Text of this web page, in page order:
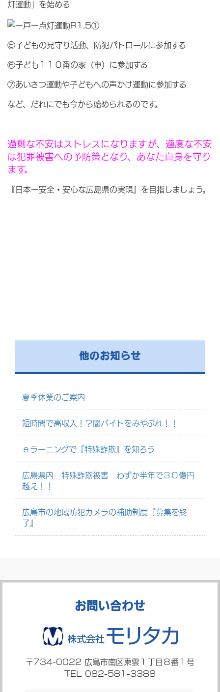
灯運動」を始める
⑤子どもの見守り活動、防犯パトロールに参加する
⑥子ども１１０番の家（車）に参加する
⑦あいさつ運動や子どもへの声かけ運動に参加する
など、だれにでも今から始められるのです。
過剰な不安はストレスになりますが、適度な不安
は犯罪被害への予防策となり、あなた自身を守り
ます。
『日本一安全・安心な広島県の実現』を目指しましょう。
他のお知らせ
夏季休業のご案内
短時間で高収入！？闇バイトをみやぶれ！！
ｅラーニングで『特殊詐欺』を知ろう
広島県内 特殊詐欺被害 わずか半年で３０億円
越え！！
広島市の地域防犯カメラの補助制度『募集を終
了』
お問い合わせ
〒734-0022 広島市南区東雲１丁目８番１号
TEL 082-581-3388